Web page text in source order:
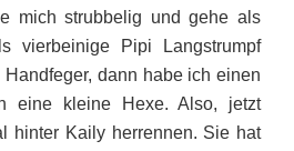
mich strubbelig und gehe als
vierbeinige Pipi Langstrumpf
dann habe ich einen
eine kleine Hexe. Also, jetzt
hinter Kaily herrennen. Sie hat